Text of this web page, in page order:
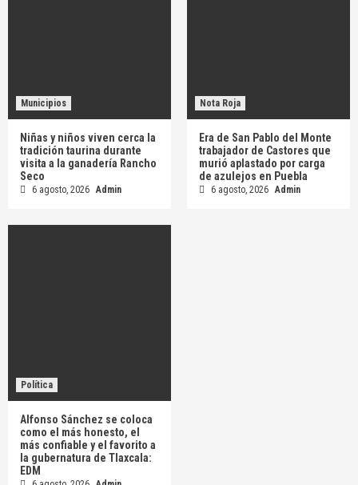
Municipios
Niñas y niños viven cerca la
tradición taurina durante
visita a la ganadería Rancho
Seco
6 agosto, 2026 Admin
Nota Roja
Era de San Pablo del Monte
trabajador de Castores que
murió aplastado por carga
de azulejos en Puebla
6 agosto, 2026 Admin
Política
Alfonso Sánchez se coloca
como el más honesto, el
más confiable y el favorito a
la gubernatura de Tlaxcala:
EDM